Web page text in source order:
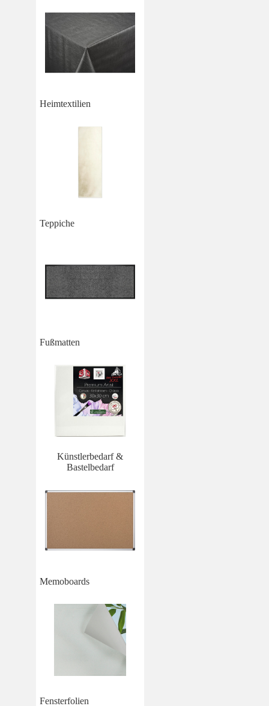
Heimtextilien
Teppiche
Fußmatten
Künstlerbedarf &
Bastelbedarf
Memoboards
Fensterfolien